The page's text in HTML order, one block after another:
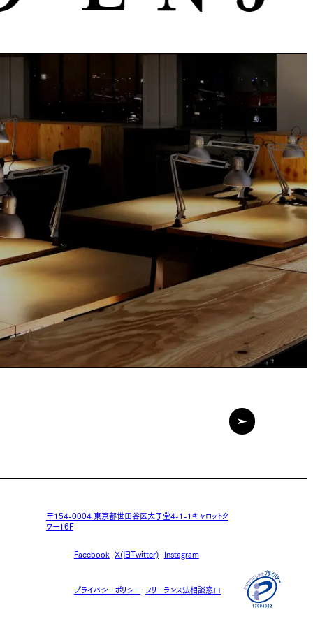
〒154-0004東京都世田谷区太子堂4-1-1キャロットタ
ワー16F
Facebook X(旧Twitter) Instagram
プライバシーポリシー フリーランス法相談窓口